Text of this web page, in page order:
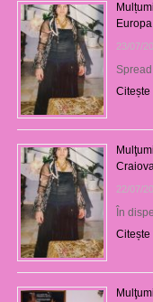
23/07/
Citește
22/07/
În
Citește